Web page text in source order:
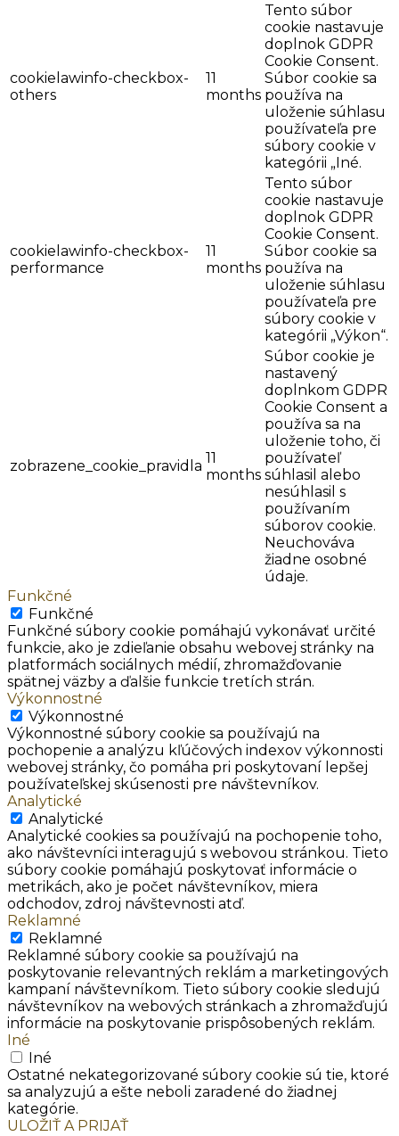
cookielawinfo-checkbox-
others
11
months
Tento súbor
cookie nastavuje
doplnok GDPR
Cookie Consent.
Súbor cookie sa
používa na
uloženie súhlasu
používateľa pre
súbory cookie v
kategórii „Iné.
cookielawinfo-checkbox-
performance
11
months
Tento súbor
cookie nastavuje
doplnok GDPR
Cookie Consent.
Súbor cookie sa
používa na
uloženie súhlasu
používateľa pre
súbory cookie v
kategórii „Výkon“.
zobrazene_cookie_pravidla 11
months
Súbor cookie je
nastavený
doplnkom GDPR
Cookie Consent a
používa sa na
uloženie toho, či
používateľ
súhlasil alebo
nesúhlasil s
používaním
súborov cookie.
Neuchováva
žiadne osobné
údaje.
Funkčné
Funkčné
Funkčné súbory cookie pomáhajú vykonávať určité
funkcie, ako je zdieľanie obsahu webovej stránky na
platformách sociálnych médií, zhromažďovanie
spätnej väzby a ďalšie funkcie tretích strán.
Výkonnostné
Výkonnostné
Výkonnostné súbory cookie sa používajú na
pochopenie a analýzu kľúčových indexov výkonnosti
webovej stránky, čo pomáha pri poskytovaní lepšej
používateľskej skúsenosti pre návštevníkov.
Analytické
Analytické
Analytické cookies sa používajú na pochopenie toho,
ako návštevníci interagujú s webovou stránkou. Tieto
súbory cookie pomáhajú poskytovať informácie o
metrikách, ako je počet návštevníkov, miera
odchodov, zdroj návštevnosti atď.
Reklamné
Reklamné
Reklamné súbory cookie sa používajú na
poskytovanie relevantných reklám a marketingových
kampaní návštevníkom. Tieto súbory cookie sledujú
návštevníkov na webových stránkach a zhromažďujú
informácie na poskytovanie prispôsobených reklám.
Iné
Iné
Ostatné nekategorizované súbory cookie sú tie, ktoré
sa analyzujú a ešte neboli zaradené do žiadnej
kategórie.
ULOŽIŤ A PRIJAŤ